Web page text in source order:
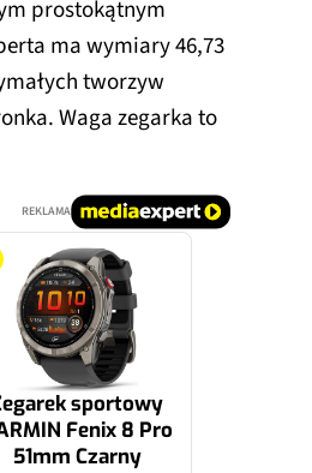
prostokątnym
ma wymiary 46,73
tworzyw
Waga zegarka to
REKLAMA
sportowy
Fenix 8 Pro
51mm Czarny